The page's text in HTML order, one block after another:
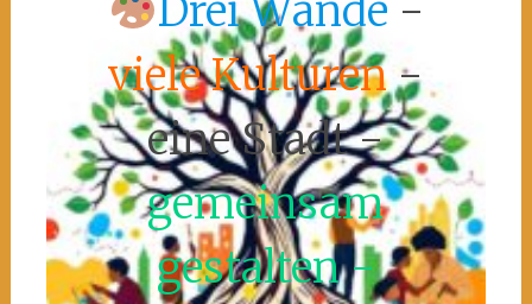
Drei Wände -
viele Kulturen-
eine Stadt -
gemeinsam
gestalten -